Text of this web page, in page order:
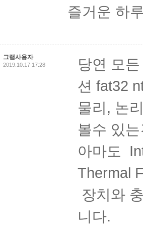
즐거운 하
그램사용자
2019.10.17 17:28
당연 모
션 fat32
물리, 논
볼수 있
아마도
Thermal
장치와
니다.